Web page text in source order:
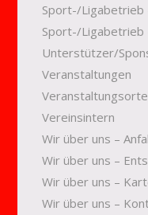
Sport-/Ligabetrieb
Sport-/Ligabetrieb
Unterstützer/
Veranstaltungen
Veranstaltungsorte
Vereinsintern
Wir über uns –
Wir über uns –
Wir über uns –
Wir über uns –